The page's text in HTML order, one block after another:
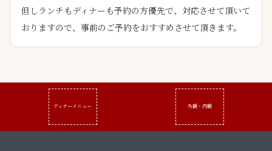
但しランチもディナーも予約の方優先で、対応させて頂いて
おりますので、事前のご予約をおすすめさせて頂きます。
ディナーメニュー 外観・内観